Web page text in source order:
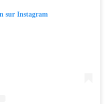
sur Instagram